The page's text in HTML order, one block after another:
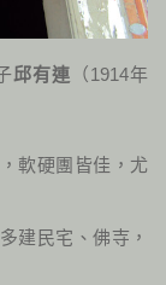
邱有連 （1914年
軟硬團皆佳，尤
建民宅、佛寺，